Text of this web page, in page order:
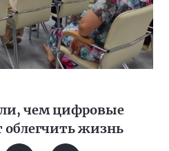
чем цифровые
жизнь